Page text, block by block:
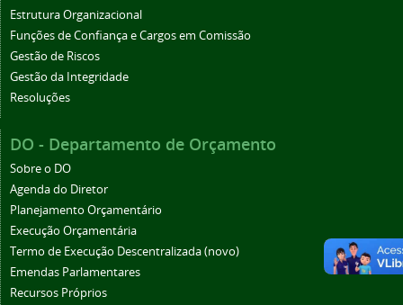
Estrutura Organizacional
Funções de Confiança e Cargos em Comissão
Gestão de Riscos
Gestão da Integridade
Resoluções
DO - Departamento de Orçamento
Sobre o DO
Agenda do Diretor
Planejamento Orçamentário
Execução Orçamentária
Termo de Execução Descentralizada (novo)
Emendas Parlamentares
Recursos Próprios